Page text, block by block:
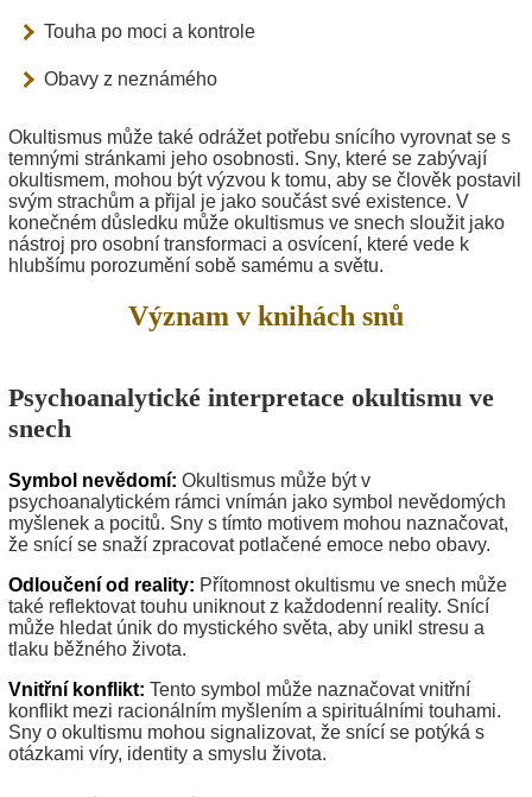
Touha po moci a kontrole
Obavy z neznámého
Okultismus může také odrážet potřebu snícího vyrovnat se s
temnými stránkami jeho osobnosti. Sny, které se zabývají
okultismem, mohou být výzvou k tomu, aby se člověk postavil
svým strachům a přijal je jako součást své existence. V
konečném důsledku může okultismus ve snech sloužit jako
nástroj pro osobní transformaci a osvícení, které vede k
hlubšímu porozumění sobě samému a světu.
Význam v knihách snů
Psychoanalytické interpretace okultismu ve
snech
Symbol nevědomí: Okultismus může být v
psychoanalytickém rámci vnímán jako symbol nevědomých
myšlenek a pocitů. Sny s tímto motivem mohou naznačovat,
že snící se snaží zpracovat potlačené emoce nebo obavy.
Odloučení od reality: Přítomnost okultismu ve snech může
také reflektovat touhu uniknout z každodenní reality. Snící
může hledat únik do mystického světa, aby unikl stresu a
tlaku běžného života.
Vnitřní konflikt: Tento symbol může naznačovat vnitřní
konflikt mezi racionálním myšlením a spirituálními touhami.
Sny o okultismu mohou signalizovat, že snící se potýká s
otázkami víry, identity a smyslu života.